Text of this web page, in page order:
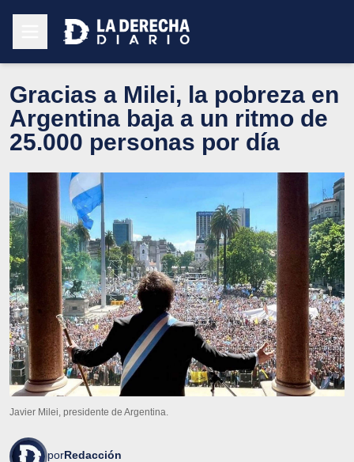
Gracias a Milei, la pobreza en
Argentina baja a un ritmo de
25.000 personas por día
Javier Milei, presidente de Argentina.
porRedacción